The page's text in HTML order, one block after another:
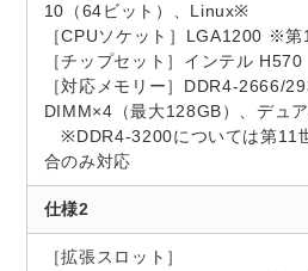
10（64ビット）、Linux※
［CPUソケット］LGA1200 ※
［チップセット］インテル H570
［対応メモリー］DDR4-2666/
DIMM×4（最大128GB）、デュ
※DDR4-3200については第11
合のみ対応
仕様2
［拡張スロット］